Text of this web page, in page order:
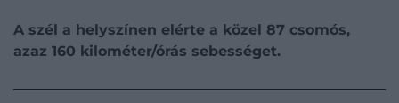
A szél a helyszínen elérte a közel 87 csomós,
azaz 160 kilométer/órás sebességet.